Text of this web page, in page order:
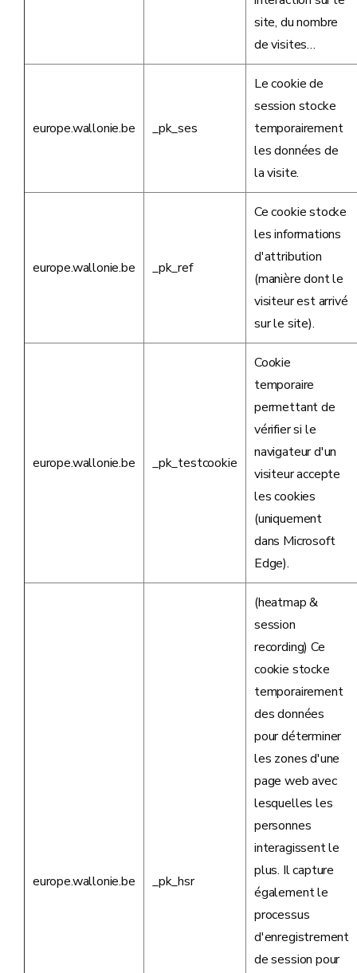
site, du nombre
de visites…
europe.wallonie.be _pk_ses
Le cookie de
session stocke
temporairement
les données de
la visite.
europe.wallonie.be _pk_ref
Ce cookie stocke
les informations
d'attribution
(manière dont le
visiteur est arrivé
sur le site).
europe.wallonie.be _pk_testcookie
Cookie
temporaire
permettant de
vérifier si le
navigateur d'un
visiteur accepte
les cookies
(uniquement
dans Microsoft
Edge).
europe.wallonie.be _pk_hsr
(heatmap &
session
recording) Ce
cookie stocke
temporairement
des données
pour déterminer
les zones d'une
page web avec
lesquelles les
personnes
interagissent le
plus. Il capture
également le
processus
d'enregistrement
de session pour